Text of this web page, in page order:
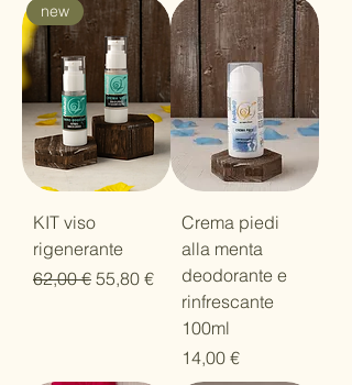
new
KIT viso
rigenerante
Prezzo regolare
62,00 € Prezzo scontato
55,80 €
Crema piedi
alla menta
deodorante e
rinfrescante
100ml
Prezzo
14,00 €